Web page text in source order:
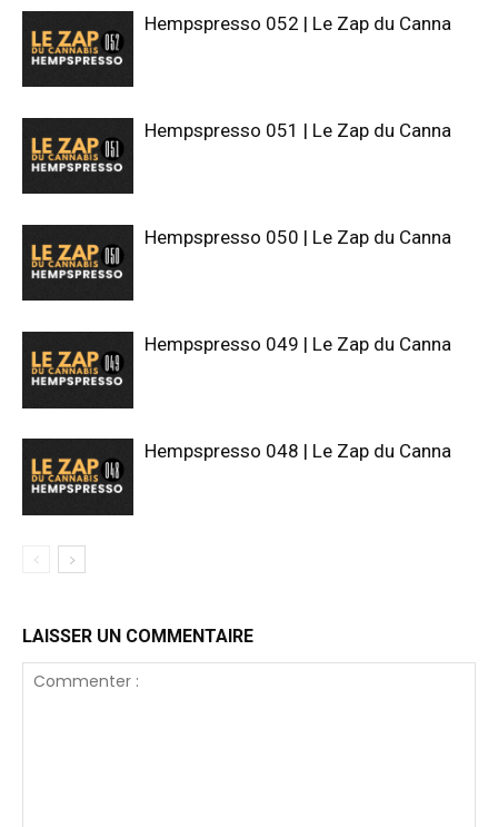
Hempspresso 052 | Le Zap du Canna
Hempspresso 051 | Le Zap du Canna
Hempspresso 050 | Le Zap du Canna
Hempspresso 049 | Le Zap du Canna
Hempspresso 048 | Le Zap du Canna
LAISSER UN COMMENTAIRE